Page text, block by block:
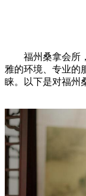
福州桑拿会所，
雅的环境、专业的
睐。以下是对福州